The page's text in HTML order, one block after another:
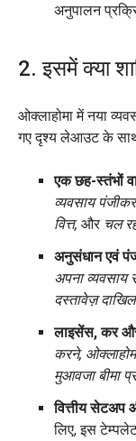
अनुपालन
2. इसमें क्या
ओक्लाहोमा में नया
गए दृश्य लेआउट के साथ
एक छह-स्तंभों
व्यवसाय
वित्त, और चल
अनुसंधान एवं
अपना व्यवसाय
दस्तावेज़
लाइसेंस, कर
करने,
मुआवजा बीमा
वित्तीय
लिए, इस